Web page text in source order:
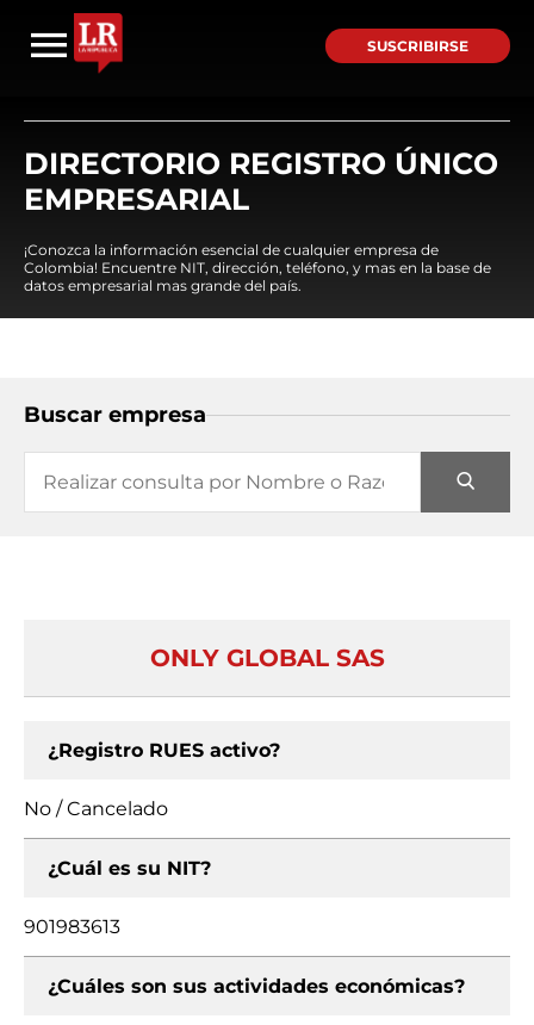
SUSCRIBIRSE
DIRECTORIO REGISTRO ÚNICO
EMPRESARIAL
¡Conozca la información esencial de cualquier empresa de
Colombia! Encuentre NIT, dirección, teléfono, y mas en la base de
datos empresarial mas grande del país.
Buscar empresa
ONLY GLOBAL SAS
¿Registro RUES activo?
No / Cancelado
¿Cuál es su NIT?
901983613
¿Cuáles son sus actividades económicas?